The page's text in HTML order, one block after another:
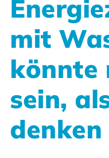
mit
könnte
sein,
denken